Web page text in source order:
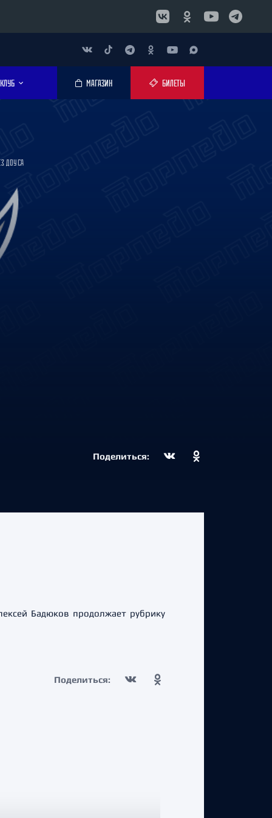
КЛУБ МАГАЗИН БИЛЕТЫ
ДОУСА
Поделиться:
Бадюков продолжает рубрику
Поделиться: